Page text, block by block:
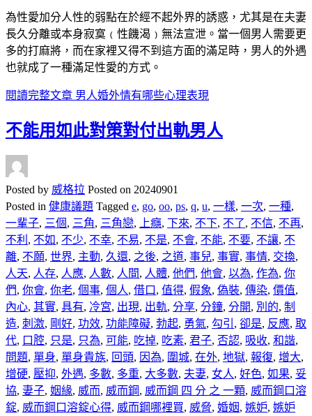
為性愛加分人性的弱點在於經不起外界的誘惑，尤其是在夫妻
長久分離或本身寂寞﹙性饑渴﹚無法宣泄。當一個男人需要更
多的打麻將，而在家裡又得不到這方面的滿足時，男人的外遇
也就成了一種滿足性愛的方式。
閱讀完整文章 男人婚外情有哪些心理表現
不能用如此對策對付出軌男人
Posted by 威格拉 Posted on 20240901
Posted in 健康議題 Tagged e, go, oo, ps, q, u, 一樣, 一次, 一種,
一輩子, 三個, 三角, 三角戀, 上癮, 下來, 不下, 不了, 不信, 不再,
不利 , 不如, 不少, 不幸, 不易, 不是, 不會, 不能, 不要, 不讓, 不
離, 不願, 世界, 主動, 久還, 之後, 之道, 事兒, 事實, 事情, 交換,
人天, 人存, 人應, 人數, 人間, 人體, 他們, 他會, 以為, 作為, 你
們, 你會, 你老, 個事, 個人, 借口 , 值得, 假象, 偽裝, 傳染, 價值,
內心, 其實, 具有, 冷宮, 出現, 出軌, 分享, 分鐘, 分開, 別的, 制
造, 刺激, 剛好, 功效, 功能障礙, 勃起, 勇氣, 勾引 , 卻是, 反應, 取
代, 口腔, 只是, 只為, 可能, 吃掉, 吃素, 君子, 否認, 吸收, 和諧,
問題, 單身, 單身貴族, 回頭, 因為, 圍城, 在外, 地獄, 報復, 增大,
增硬, 壓抑, 外遇, 多數, 多重, 大多數, 夫妻, 女人, 好色, 如果, 妥
協, 妻子, 姻緣, 威而, 威而鋼, 威而鋼 四 分 之 一顆, 威而鋼口溶
錠, 威而鋼口溶錠心得, 威而鋼哪裡買, 威脅, 婚姻, 嫉妒, 嫉妒